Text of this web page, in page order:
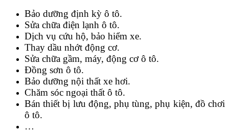
Bảo dưỡng định kỳ ô tô.
Sửa chữa điện lạnh ô tô.
Dịch vụ cứu hộ, bảo hiểm xe.
Thay dầu nhớt động cơ.
Sửa chữa gầm, máy, động cơ ô tô.
Đồng sơn ô tô.
Bảo dưỡng nội thất xe hơi.
Chăm sóc ngoại thất ô tô.
Bán thiết bị lưu động, phụ tùng, phụ kiện, đồ chơi
ô tô.
…